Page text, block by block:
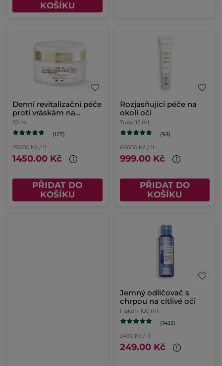
KOŠÍKU
Denní revitalizační péče
proti vráskám na
suchou pleť
50 ml
(127)
29000 Kč / 1l
1450.00 Kč
PŘIDAT DO
KOŠÍKU
Rozjasňující péče na
okolí očí
Tuba 15 ml
(93)
66600 Kč / 1l
999.00 Kč
PŘIDAT DO
KOŠÍKU
Jemný odličovač s
chrpou na citlivé oči
Flakon 100 ml
(1433)
2490 Kč / 1l
249.00 Kč